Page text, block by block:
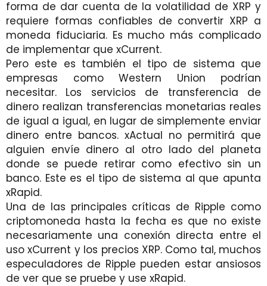
forma de dar cuenta de la volatilidad de XRP y
requiere formas confiables de convertir XRP a
moneda fiduciaria. Es mucho más complicado
de implementar que xCurrent.
Pero este es también el tipo de sistema que
empresas como Western Union podrían
necesitar. Los servicios de transferencia de
dinero realizan transferencias monetarias reales
de igual a igual, en lugar de simplemente enviar
dinero entre bancos. xActual no permitirá que
alguien envíe dinero al otro lado del planeta
donde se puede retirar como efectivo sin un
banco. Este es el tipo de sistema al que apunta
xRapid.
Una de las principales críticas de Ripple como
criptomoneda hasta la fecha es que no existe
necesariamente una conexión directa entre el
uso xCurrent y los precios XRP. Como tal, muchos
especuladores de Ripple pueden estar ansiosos
de ver que se pruebe y use xRapid.